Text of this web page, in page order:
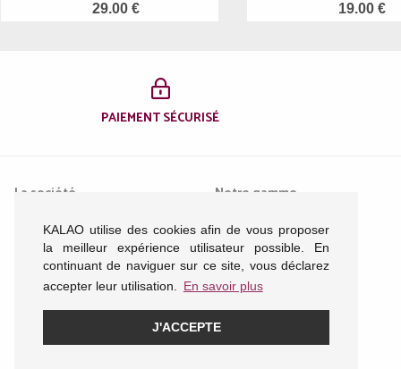
KALAO utilise des cookies afin de vous proposer
la meilleur expérience utilisateur possible. En
continuant de naviguer sur ce site, vous déclarez
accepter leur utilisation.
En savoir plus
J'ACCEPTE
29.00 € 19.00 €
PAIEMENT SÉCURISÉ
La société
Mentions légales
Conditions générales de
Politique de confidentialité
Notre gamme
Femme
Homme
Enfant